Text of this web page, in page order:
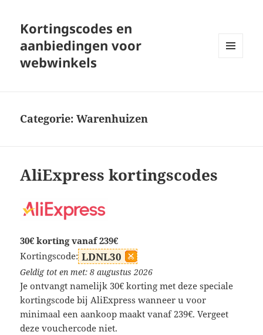
Kortingscodes en
aanbiedingen voor
webwinkels
Categorie:Warenhuizen
AliExpress kortingscodes
30€ korting vanaf 239€
Kortingscode: LDNL30
Geldig tot en met: 8 augustus 2026
Je ontvangt namelijk 30€ korting met deze speciale
kortingscode bij AliExpress wanneer u voor
minimaal een aankoop maakt vanaf 239€. Vergeet
deze vouchercode niet.